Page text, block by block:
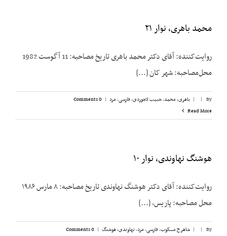
محمد باهری، نوار ۲۱
روایت‌کننده: آقای دکتر محمد باهری تاریخ مصاحبه: 11 آگوست 1982
محل‌مصاحبه: شهر کان [...]
By
|
| باهری، محمد,حبیب لاجوردی,فارسی,مرد |
0 Comments
Read More
هوشنگ نهاوندی، نوار ۱۰
روایت‌کننده: آقای دکتر هوشنگ نهاوندی تاریخ مصاحبه: ۸ مارس ۱۹۸۶
محل مصاحبه: پاریس، [...]
By
|
| شاهرخ مسکوب,فارسی,مرد,نهاوندی، هوشنگ |
0 Comments